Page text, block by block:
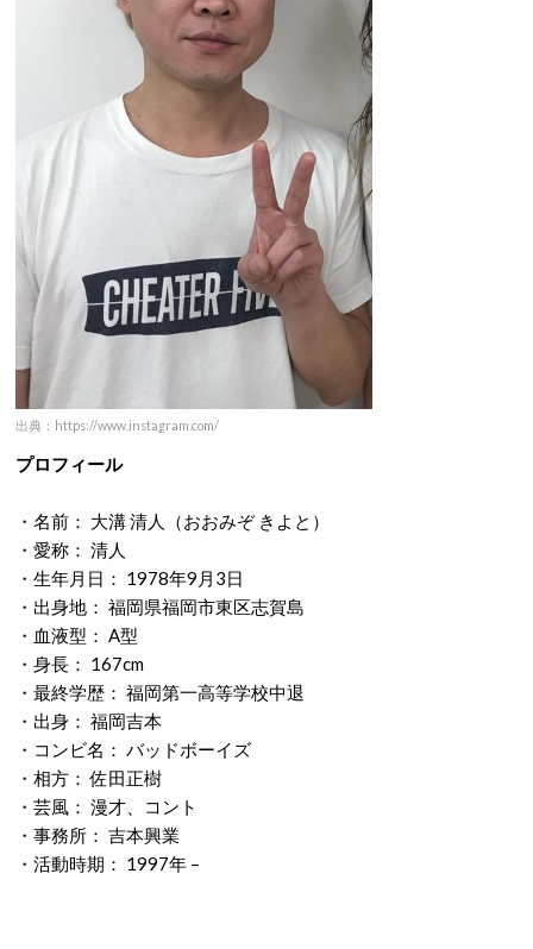
出典：https://www.instagram.com/
プロフィール
・名前： 大溝 清人（おおみぞ きよと）
・愛称： 清人
・生年月日： 1978年9月3日
・出身地： 福岡県福岡市東区志賀島
・血液型： A型
・身長： 167cm
・最終学歴： 福岡第一高等学校中退
・出身： 福岡吉本
・コンビ名： バッドボーイズ
・相方： 佐田正樹
・芸風： 漫才、コント
・事務所： 吉本興業
・活動時期： 1997年 –